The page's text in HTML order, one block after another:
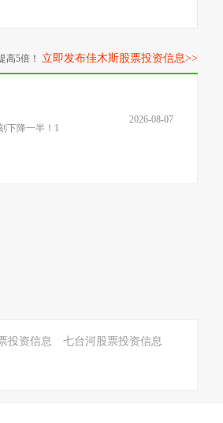
高5倍！ 立即发布佳木斯股票投资信息>>
2026-08-07
下降一半！1
投资信息
七台河股票投资信息